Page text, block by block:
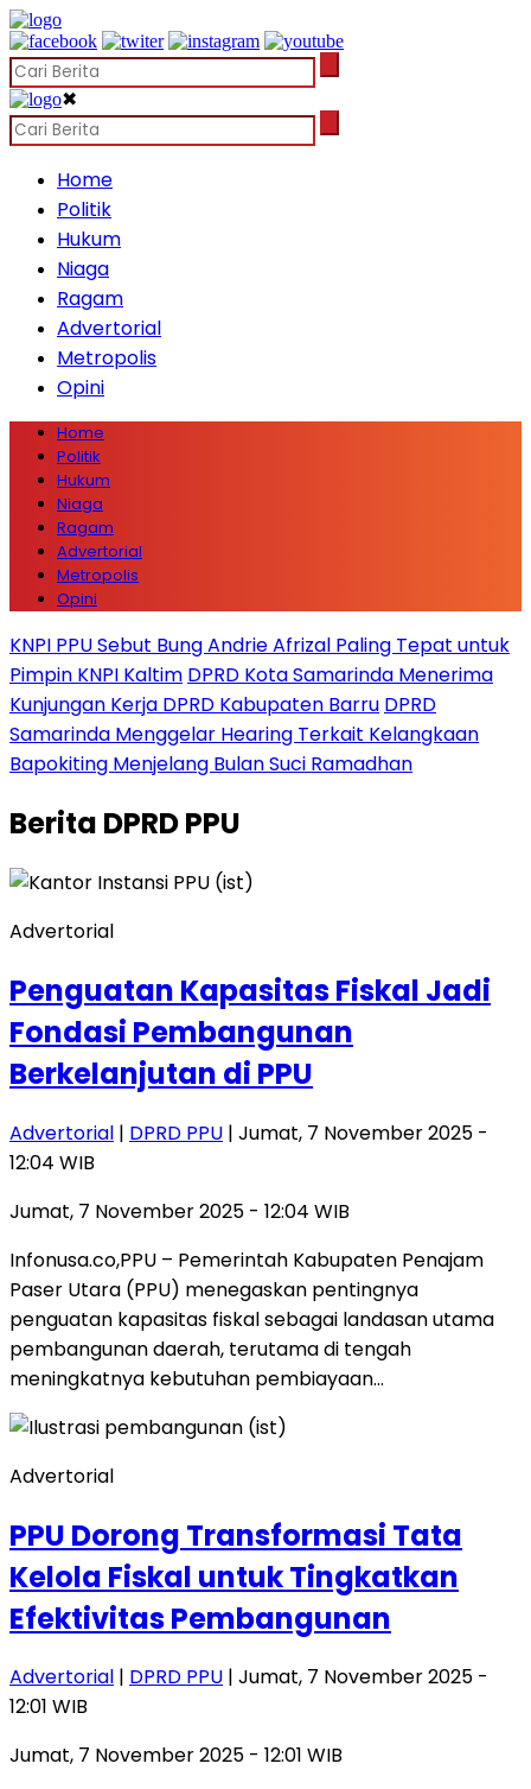
✖
Home
Politik
Hukum
Niaga
Ragam
Advertorial
Metropolis
Opini
Home
Politik
Hukum
Niaga
Ragam
Advertorial
Metropolis
Opini
KNPI PPU Sebut Bung Andrie Afrizal Paling Tepat untuk
Pimpin KNPI Kaltim DPRD Kota Samarinda Menerima
Kunjungan Kerja DPRD Kabupaten Barru DPRD
Samarinda Menggelar Hearing Terkait Kelangkaan
Bapokiting Menjelang Bulan Suci Ramadhan
Berita DPRD PPU
Advertorial
Penguatan Kapasitas Fiskal Jadi
Fondasi Pembangunan
Berkelanjutan di PPU
Advertorial | DPRD PPU | Jumat, 7 November 2025 -
12:04 WIB
Jumat, 7 November 2025 - 12:04 WIB
Infonusa.co,PPU – Pemerintah Kabupaten Penajam
Paser Utara (PPU) menegaskan pentingnya
penguatan kapasitas fiskal sebagai landasan utama
pembangunan daerah, terutama di tengah
meningkatnya kebutuhan pembiayaan…
Advertorial
PPU Dorong Transformasi Tata
Kelola Fiskal untuk Tingkatkan
Efektivitas Pembangunan
Advertorial | DPRD PPU | Jumat, 7 November 2025 -
12:01 WIB
Jumat, 7 November 2025 - 12:01 WIB